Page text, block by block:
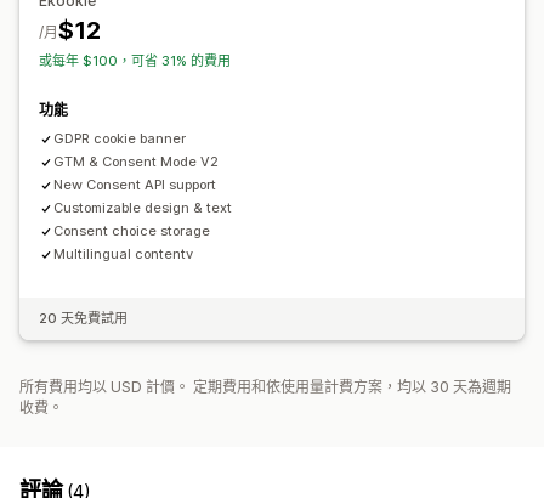
GDPR$12
/月
或每年 $100，可省 31% 的費用
功能
GDPR cookie banner
GTM & Consent Mode V2
New Consent API support
Customizable design & text
Consent choice storage
Multilingual contentv
20 天免費試用
所有費用均以 USD 計價。 定期費用和依使用量計費方案，均以 30 天為週期
收費。
評論(4)